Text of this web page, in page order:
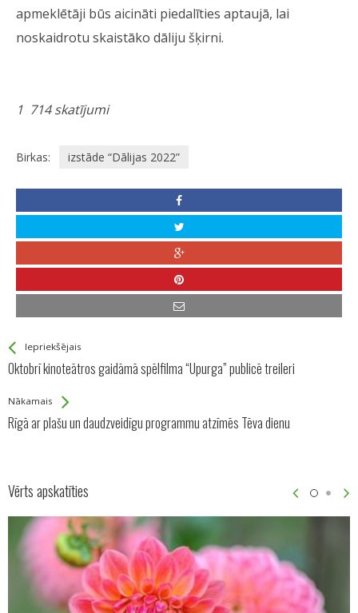
apmeklētāji būs aicināti piedalīties aptaujā, lai
noskaidrotu skaistāko dāliju šķirni.
1 714 skatījumi
Birkas: izstāde “Dālijas 2022”
See more
Iepriekšējais
Oktobrī kinoteātros gaidāmā spēlfilma “Upurga” publicē treileri
Back
All
Nākamais
Rīgā ar plašu un daudzveidīgu programmu atzīmēs Tēva dienu
Vērts apskatīties